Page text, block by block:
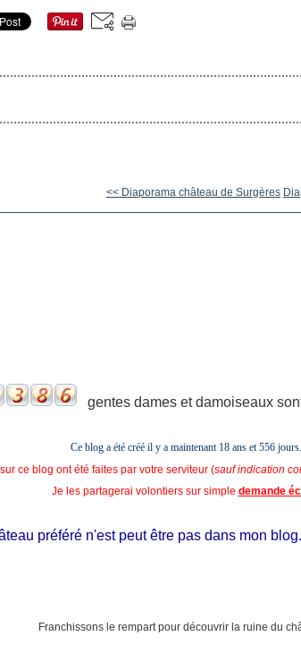
<< Diaporama château de Surgères
gentes dames et damoiseaux
Ce blog a été créé il y a maintenant 18 ans et556 jours.
ce blog ont été faites par votre serviteur (sauf indication
Je les partagerai volontiers sur simple demande
préféré n'est peut être pas dans mon